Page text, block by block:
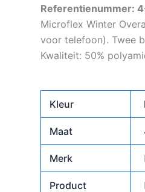
Referentienummer:
Microflex Winter
voor telefoon). Twee
Kwaliteit: 50%
Kleur
Maat
Merk
Product